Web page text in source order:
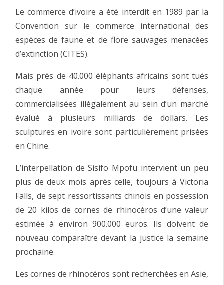
Le commerce d’ivoire a été interdit en 1989 par la
Convention sur le commerce international des
espèces de faune et de flore sauvages menacées
d’extinction (CITES).
Mais près de 40.000 éléphants africains sont tués
chaque année pour leurs défenses,
commercialisées illégalement au sein d’un marché
évalué à plusieurs milliards de dollars. Les
sculptures en ivoire sont particulièrement prisées
en Chine.
L’interpellation de Sisifo Mpofu intervient un peu
plus de deux mois après celle, toujours à Victoria
Falls, de sept ressortissants chinois en possession
de 20 kilos de cornes de rhinocéros d’une valeur
estimée à environ 900.000 euros. Ils doivent de
nouveau comparaître devant la justice la semaine
prochaine.
Les cornes de rhinocéros sont recherchées en Asie,